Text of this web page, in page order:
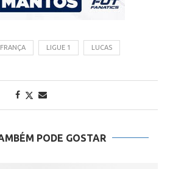
FRANÇA LIGUE 1 LUCAS
PODE GOSTAR